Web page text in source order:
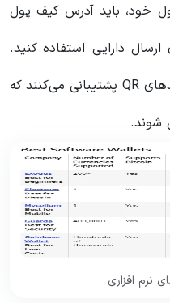
خود، باید آدرس کیف پول
دارایی استفاده کنید.
برخی از کیف پول‌ها همچنین از کدهای QR پشتیبانی می‌کنند که
شوند.
نرم افزاری